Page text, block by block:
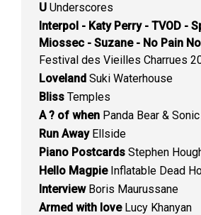
U Underscores
Interpol - Katy Perry - TVOD -
Miossec - Suzane - No Pain
Festival des Vieilles Charrues
Loveland Suki Waterhouse
Bliss Temples
A ? of when Panda Bear &
Run AwayEllside
Piano Postcards Stephen
Hello MagpieInflatable Dead
InterviewBoris Maurussane
Armed with loveLucy Khanyan